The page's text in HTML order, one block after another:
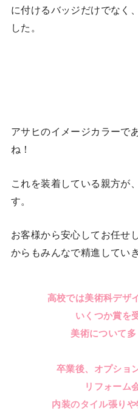
に付けるバッジだけでなく
した。
アサヒのイメージカラーで
ね！
これを装着している親方が
す。
お客様から安心してお任せ
からもみんなで精進してい
高校では美術科デザ
いくつか賞を
美術について多
卒業後、オプショ
リフォーム
内装のタイル張りや